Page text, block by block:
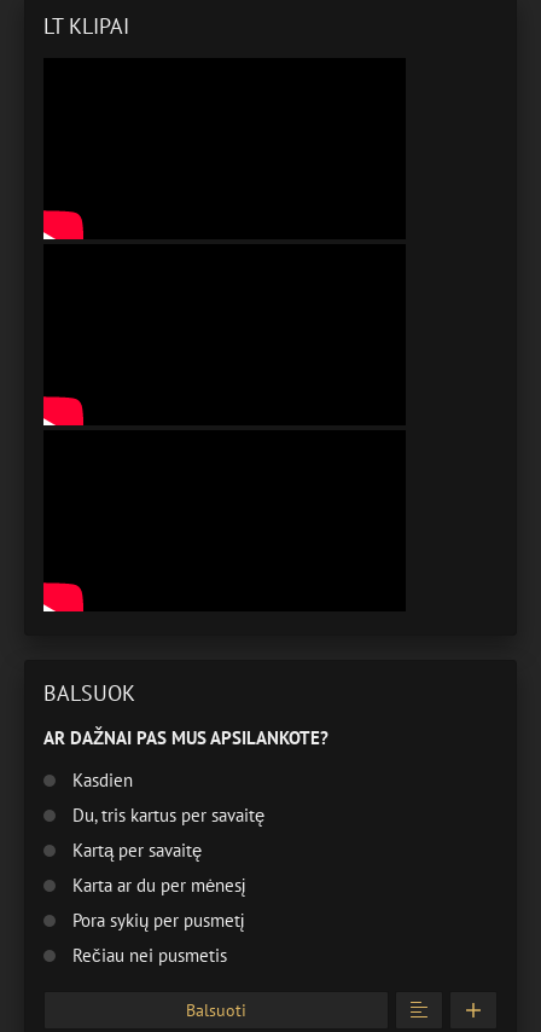
LT KLIPAI
BALSUOK
AR DAŽNAI PAS MUS APSILANKOTE?
Kasdien
Du, tris kartus per savaitę
Kartą per savaitę
Karta ar du per mėnesį
Pora sykių per pusmetį
Rečiau nei pusmetis
Balsuoti